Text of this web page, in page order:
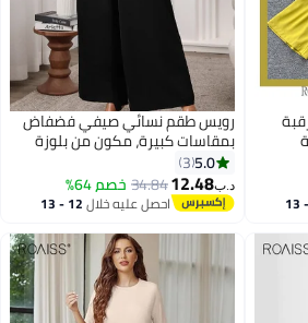
12 - 13
رويس طقم نسائي صيفي فضفاض
بمقاسات كبيرة، مكون من بلوزة
مخططة كاجوال، وبنطلون واسع
الساق، وبلوزة بفتحة رقبة على
شكل حرف V، وأكمام بنطلون قصيرة
مع فيونكة، وزي أسود للمكتب
5.0
3
د.ب‏12.48
34.84خصم 64%
احصل عليه خلال 12 - 13